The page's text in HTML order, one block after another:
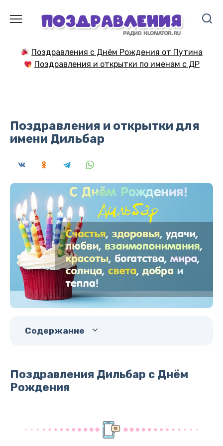
содержанию
Поздравления с Днём Рождения от Путина
Поздравления и открытки по именам с ДР
Поздравления и открытки для
имени Дильбар
Содержание
Поздравления Дильбар с Днём
Рождения